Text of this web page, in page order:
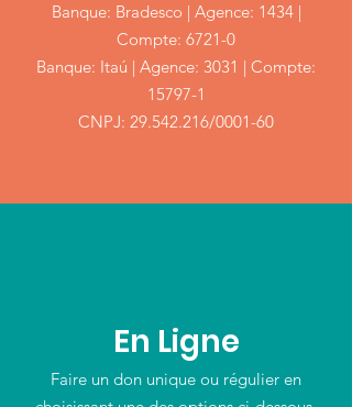
Banque: Bradesco | Agence: 1434 |
Compte: 6721-0
Banque: Itaú | Agence: 3031 | Compte:
15797-1
CNPJ: ‭29.542.216/0001-60‬
En Ligne
Faire un don unique ou régulier en